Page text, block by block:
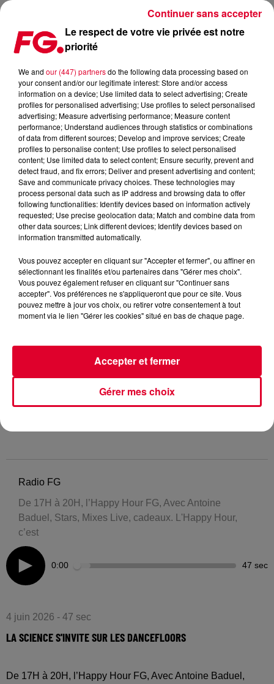
LA SCIENCE S'INVITE SUR LES DANCEFLOORS
Radio FG
De 17H à 20H, l’Happy Hour FG, Avec Antoine
Baduel, Stars, Mixes Live, cadeaux. L'Happy Hour,
c’est
0:00 47 sec
4 juin 2026 - 47 sec
LA SCIENCE S'INVITE SUR LES DANCEFLOORS
De 17H à 20H, l’Happy Hour FG, Avec Antoine Baduel,
Le respect de votre vie privée est notre
priorité
We and our (447) partnersdo the following data processing based on
your consent and/or our legitimate interest: Store and/or access
information on a device; Use limited data to select advertising; Create
profiles for personalised advertising; Use profiles to select personalised
advertising; Measure advertising performance; Measure content
performance; Understand audiences through statistics or combinations
of data from different sources; Develop and improve services; Create
profiles to personalise content; Use profiles to select personalised
content; Use limited data to select content; Ensure security, prevent and
detect fraud, and fix errors; Deliver and present advertising and content;
Save and communicate privacy choices. These technologies may
process personal data such as IP address and browsing data to offer
following functionalities: Identify devices based on information actively
requested; Use precise geolocation data; Match and combine data from
other data sources; Link different devices; Identify devices based on
information transmitted automatically.
Vous pouvez accepter en cliquant sur "Accepter et fermer", ou affiner en
sélectionnant les finalités et/ou partenaires dans "Gérer mes choix".
Vous pouvez également refuser en cliquant sur "Continuer sans
accepter". Vos préférences ne s'appliqueront que pour ce site. Vous
pouvez mettre à jour vos choix, ou retirer votre consentement à tout
moment via le lien "Gérer les cookies" situé en bas de chaque page.
Gérer mes choix
Accepter et fermer
Continuer sans accepter